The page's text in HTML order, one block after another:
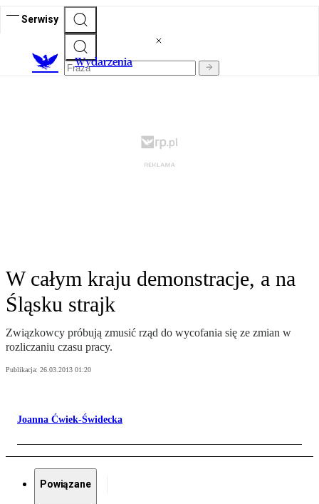
Serwisy
Wydarzenia
W całym kraju demonstracje, a na
Śląsku strajk
Związkowcy próbują zmusić rząd do wycofania się ze zmian w
rozliczaniu czasu pracy.
Publikacja: 26.03.2013 01:20
Joanna Ćwiek-Świdecka
Powiązane